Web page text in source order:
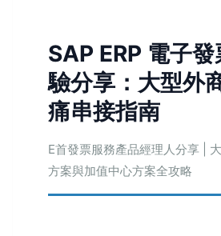
SAP ERP 電子
驗分享：大型外
痛串接指南
E首發票服務產品經理人分享 |
方案與加值中心方案全攻略